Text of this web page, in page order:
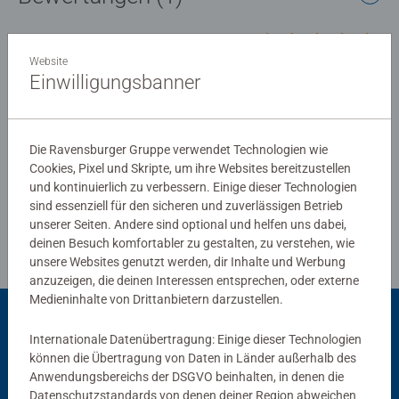
unvergesslichen Puzzleerlebnis nichts mehr im Weg. Die
Einzigartigkeit der charakteristischen Puzzleteile wird
durch handgefertigte Stanzwerkzeuge erreicht, die in
äußerster Uhrmacherpräzision im oberschwäbischen
Ravensburg hergestellt werden. Jahrzehntelange
Erfahrung in der Puzzleproduktion, den hohen
die Herzen der Puzzler höherschlagen und erleben, wie
eins zum andern passt. Das ist die Ravensburger
Leidenschaft für Qualität.
Bewertungen
Richtlinien für Bewertungen
Passend dazu
Website
Einwilligungsbanner
Die Ravensburger Gruppe verwendet Technologien wie
Cookies, Pixel und Skripte, um ihre Websites bereitzustellen
und kontinuierlich zu verbessern. Einige dieser Technologien
sind essenziell für den sicheren und zuverlässigen Betrieb
unserer Seiten. Andere sind optional und helfen uns dabei,
deinen Besuch komfortabler zu gestalten, zu verstehen, wie
unsere Websites genutzt werden, dir Inhalte und Werbung
anzuzeigen, die deinen Interessen entsprechen, oder externe
Medieninhalte von Drittanbietern darzustellen.
Internationale Datenübertragung: Einige dieser Technologien
können die Übertragung von Daten in Länder außerhalb des
Anwendungsbereichs der DSGVO beinhalten, in denen die
Datenschutzstandards von denen deiner Region abweichen